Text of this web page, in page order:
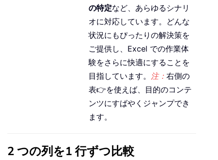
の特定など、あらゆるシナリ
オに対応しています。どんな
状況にもぴったりの解決策を
ご提供し、Excel での作業体
験をさらに快適にすることを
目指しています。 注：右側の
表👉を使えば、目的のコンテ
ンツにすばやくジャンプでき
ます。
2 つの列を1 行ずつ比較